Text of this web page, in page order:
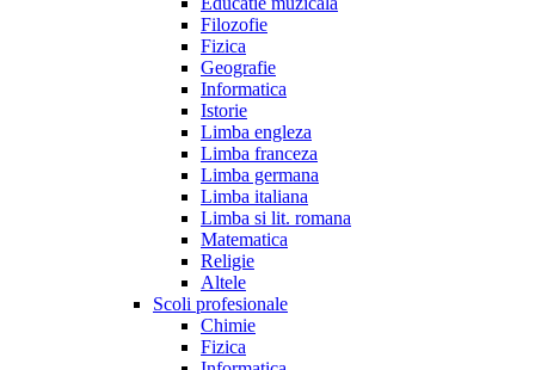
Filozofie
Fizica
Geografie
Informatica
Istorie
Limba engleza
Limba franceza
Limba germana
Limba italiana
Limba si lit. romana
Matematica
Religie
Altele
Scoli profesionale
Chimie
Fizica